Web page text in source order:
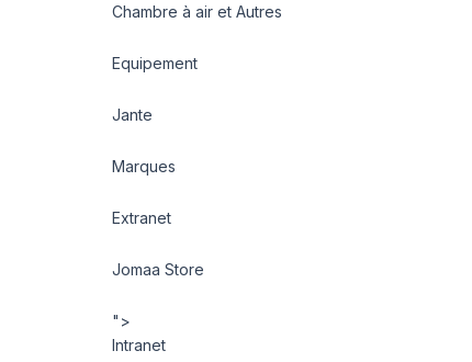
Chambre à air et Autres
Equipement
Jante
Marques
Extranet
Jomaa Store
">
Intranet